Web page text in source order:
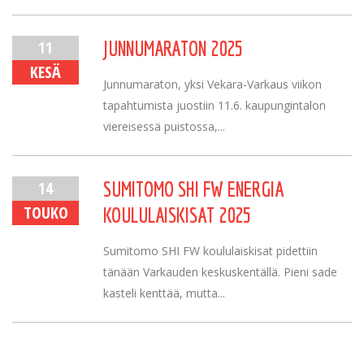
11
KESÄ
JUNNUMARATON 2025
Junnumaraton, yksi Vekara-Varkaus viikon
tapahtumista juostiin 11.6. kaupungintalon
viereisessä puistossa,...
14
TOUKO
SUMITOMO SHI FW ENERGIA
KOULULAISKISAT 2025
Sumitomo SHI FW koululaiskisat pidettiin
tänään Varkauden keskuskentällä. Pieni sade
kasteli kenttää, mutta...